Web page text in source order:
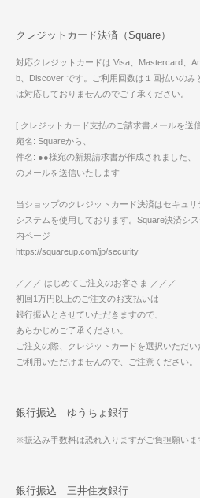
クレジットカード決済（Square）
対応クレジットカードは Visa、Mastercard、
b、Discover です。ご利用回数は１回払いのみ
は対応しておりませんのでご了承ください。
[ クレジットカード支払のご請求書メールを送
宛名: Squareから、
件名: ●●様宛の新規請求書が作成されました、
のメールを送信いたします
当ショップのクレジットカード決済はセキュ
システムを使用しております。Square決済シ
内ページ
https://squareup.com/jp/security
／／／ はじめてご注文のお客さま ／／／
初回1万円以上のご注文のお支払いは
銀行振込とさせていただきますので、
あらかじめご了承ください。
ご注文の際、クレジットカードを選択いただい
ご利用いただけませんので、ご注意ください。
銀行振込 ゆうちょ銀行
※振込み手数料は恐れ入りますがご負担願いま
銀行振込 三井住友銀行